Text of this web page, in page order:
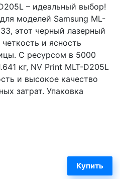
– идеальный выбор!
моделей Samsung ML-
этот черный лазерный
и ясность
С ресурсом в 5000
кг, NV Print MLT-D205L
и высокое качество
затрат. Упаковка